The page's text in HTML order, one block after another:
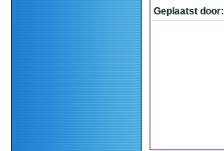
Geplaatst door: